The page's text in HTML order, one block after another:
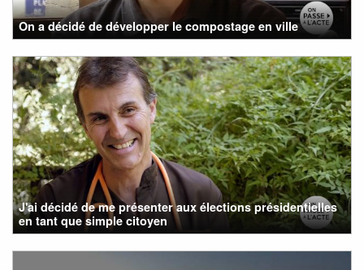
On a décidé de développer le compostage en ville
J'ai décidé de me présenter aux élections présidentielles
en tant que simple citoyen